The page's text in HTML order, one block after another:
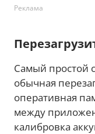
Реклама
Самый простой
обычная
оперативная
между
калибровка